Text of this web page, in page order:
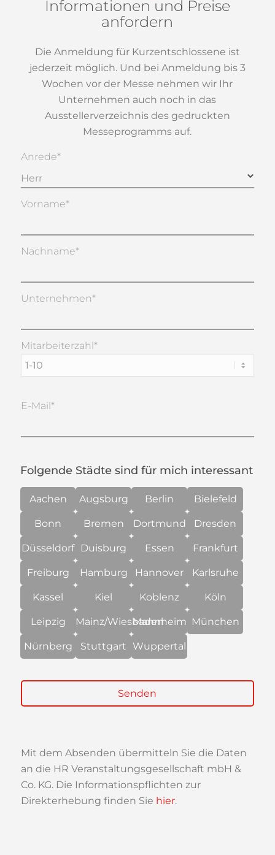
Informationen und Preise
anfordern
Die Anmeldung für Kurzentschlossene ist
jederzeit möglich. Und bei Anmeldung bis 3
Wochen vor der Messe nehmen wir Ihr
Unternehmen auch noch in das
Ausstellerverzeichnis des gedruckten
Messeprogramms auf.
Anrede*
Vorname*
Nachname*
Unternehmen*
Mitarbeiterzahl*
E-Mail*
Folgende Städte sind für mich interessant
Aachen Augsburg Berlin Bielefeld
Bonn Bremen Dortmund Dresden
Düsseldorf Duisburg Essen Frankfurt
Freiburg Hamburg Hannover Karlsruhe
Kassel Kiel Koblenz Köln
Leipzig Mainz/Wiesbaden
Mannheim München
Nürnberg Stuttgart Wuppertal
Mit dem Absenden übermitteln Sie die Daten
an die HR Veranstaltungsgesellschaft mbH &
Co. KG. Die Informationspflichten zur
Direkterhebung finden Sie hier.